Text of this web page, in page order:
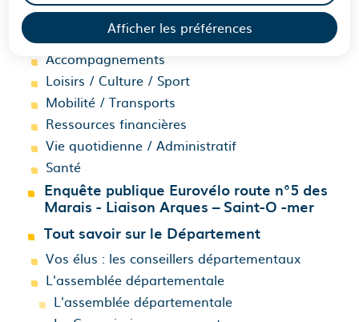
Afficher les préférences
Insertion / Formation / Scolarité
Accompagnements
Loisirs / Culture / Sport
Mobilité / Transports
Ressources financières
Vie quotidienne / Administratif
Santé
Enquête publique Eurovélo route n°5 des
Marais - Liaison Arques – Saint-O -mer
Tout savoir sur le Département
Vos élus : les conseillers départementaux
L'assemblée départementale
L'assemblée départementale